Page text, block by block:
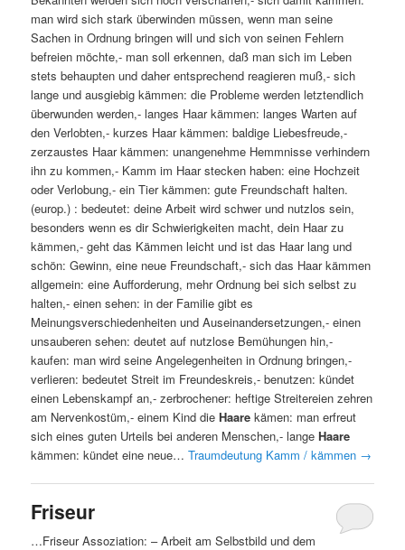
man wird sich stark überwinden müssen, wenn man seine
Sachen in Ordnung bringen will und sich von seinen Fehlern
befreien möchte,- man soll erkennen, daß man sich im Leben
stets behaupten und daher entsprechend reagieren muß,- sich
lange und ausgiebig kämmen: die Probleme werden letztendlich
überwunden werden,- langes Haar kämmen: langes Warten auf
den Verlobten,- kurzes Haar kämmen: baldige Liebesfreude,-
zerzaustes Haar kämmen: unangenehme Hemmnisse verhindern
ihn zu kommen,- Kamm im Haar stecken haben: eine Hochzeit
oder Verlobung,- ein Tier kämmen: gute Freundschaft halten.
(europ.) : bedeutet: deine Arbeit wird schwer und nutzlos sein,
besonders wenn es dir Schwierigkeiten macht, dein Haar zu
kämmen,- geht das Kämmen leicht und ist das Haar lang und
schön: Gewinn, eine neue Freundschaft,- sich das Haar kämmen
allgemein: eine Aufforderung, mehr Ordnung bei sich selbst zu
halten,- einen sehen: in der Familie gibt es
Meinungsverschiedenheiten und Auseinandersetzungen,- einen
unsauberen sehen: deutet auf nutzlose Bemühungen hin,-
kaufen: man wird seine Angelegenheiten in Ordnung bringen,-
verlieren: bedeutet Streit im Freundeskreis,- benutzen: kündet
einen Lebenskampf an,- zerbrochener: heftige Streitereien zehren
am Nervenkostüm,- einem Kind dieHaare kämen: man erfreut
sich eines guten Urteils bei anderen Menschen,- langeHaare
kämmen: kündet eine neue…Traumdeutung Kamm / kämmen →
Friseur
…Friseur Assoziation: – Arbeit am Selbstbild und dem